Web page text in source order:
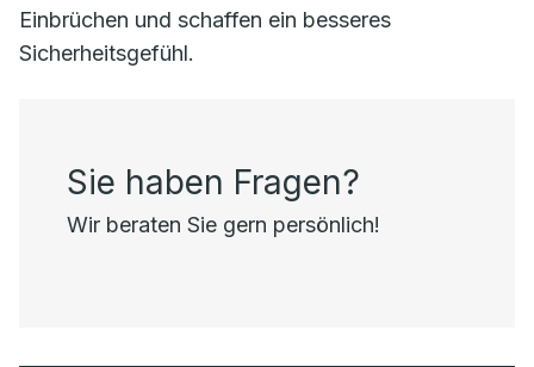
Einbrüchen und schaffen ein besseres
Sicherheitsgefühl.
Sie haben Fragen?
Wir beraten Sie gern persönlich!